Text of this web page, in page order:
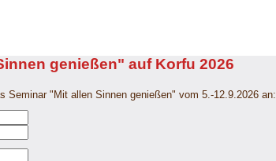
genießen" auf Korfu 2026
Seminar "Mit allen Sinnen genießen" vom 5.-12.9.2026 an: